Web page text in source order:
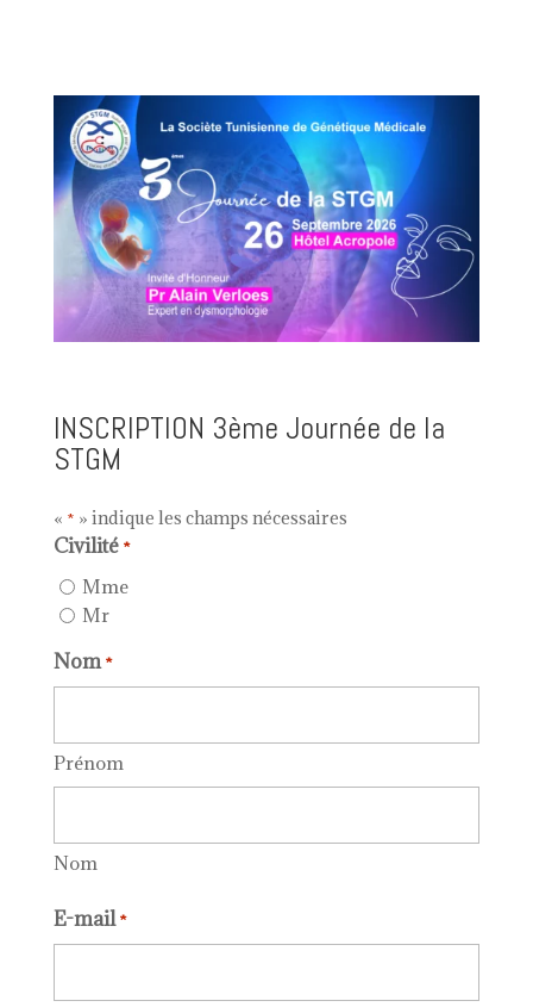
INSCRIPTION 3ème Journée de la
STGM
« * » indique les champs nécessaires
Civilité *
Mme
Mr
Nom *
Prénom
Nom
E-mail *